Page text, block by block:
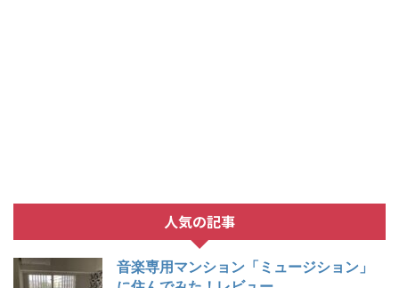
人気の記事
音楽専用マンション「ミュージション」